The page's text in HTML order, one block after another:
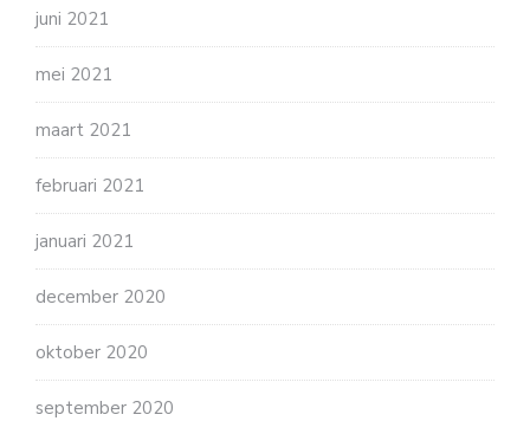
juni 2021
mei 2021
maart 2021
februari 2021
januari 2021
december 2020
oktober 2020
september 2020